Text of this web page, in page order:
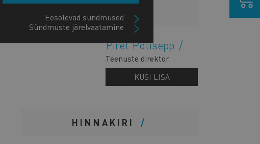
Eesolevad sündmused
Sündmuste järelvaatamine
LISAINFO
Piret Potisepp
Teenuste direktor
KÜSI LISA
HINNAKIRI